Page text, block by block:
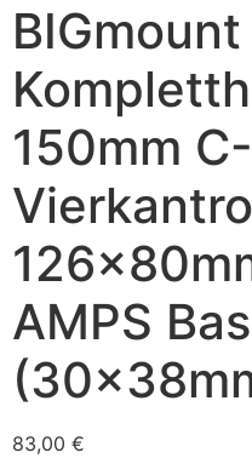
BIGmount
150mm
AMPS
83,00 €